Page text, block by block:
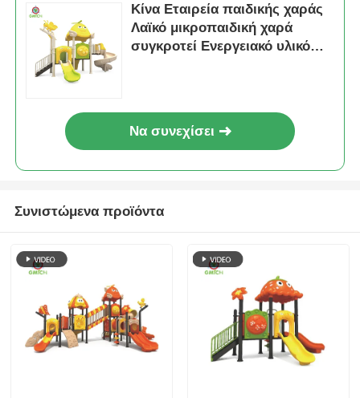
Κίνα Εταιρεία παιδικής χαράς
Λαϊκό μικροπαιδική χαρά
συγκροτεί Ενεργειακό υλικό
Να συνεχίσει
Συνιστώμενα προϊόντα